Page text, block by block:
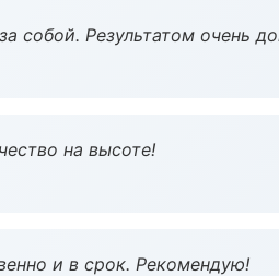
собой. Результатом очень
на высоте!
и в срок. Рекомендую!